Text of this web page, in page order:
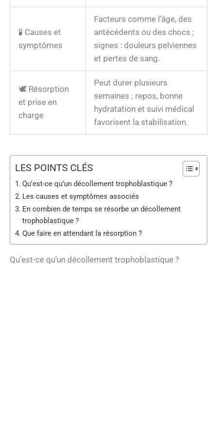
🧪 Causes et
symptômes
Facteurs comme l’âge, des
antécédents ou des chocs ;
signes : douleurs pelviennes
et pertes de sang.
🕊️ Résorption
et prise en
charge
Peut durer plusieurs
semaines ; repos, bonne
hydratation et suivi médical
favorisent la stabilisation.
LES POINTS CLÉS
Qu’est-ce qu’un décollement trophoblastique ?
Les causes et symptômes associés
En combien de temps se résorbe un décollement
trophoblastique ?
Que faire en attendant la résorption ?
Qu’est-ce qu’un décollement trophoblastique ?